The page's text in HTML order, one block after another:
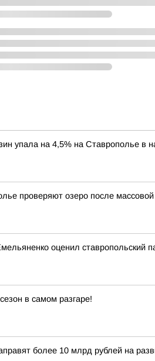
упала на 4,5% на Ставрополье в
проверяют озеро после
оценил ставропольский
в самом разгаре!
более 10 млрд рублей на